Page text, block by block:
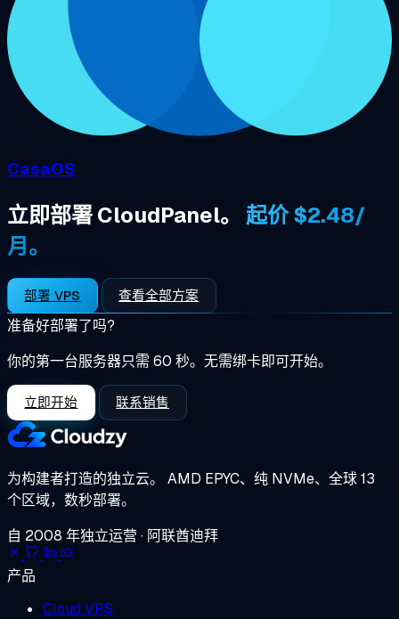
CasaOS
立即部署 CloudPanel。 起价 $2.48/
月。
部署 VPS 查看全部方案
准备好部署了吗?
你的第一台服务器只需 60 秒。无需绑卡即可开始。
立即开始 联系销售
为构建者打造的独立云。 AMD EPYC、纯 NVMe、全球 13
个区域，数秒部署。
自 2008 年独立运营 · 阿联酋迪拜
产品
Cloud VPS